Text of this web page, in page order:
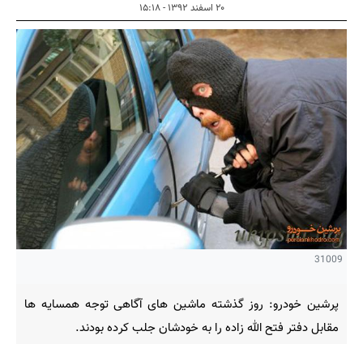
۲۰ اسفند ۱۳۹۲ - ۱۵:۱۸
31009
پرشین خودرو: روز گذشته ماشین های آگاهی توجه همسایه ها
مقابل دفتر فتح الله زاده را به خودشان جلب کرده بودند.